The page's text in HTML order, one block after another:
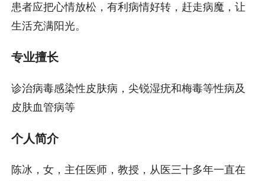
患者应把心情放松，有利病情好转，赶走病魔，让
生活充满阳光。
专业擅长
诊治病毒感染性皮肤病，尖锐湿疣和梅毒等性病及
皮肤血管病等
个人简介
陈冰，女，主任医师，教授，从医三十多年一直在